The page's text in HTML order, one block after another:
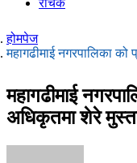
रोचक
होमपेज
महागढीमाई नगरपालिका
महागढीमाई
अधिकृतमा शेरे